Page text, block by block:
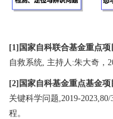
[1]国家自科联合基金重点项
自救系统, 主持人:朱大奇，
[2]国家自科基金重点基金项
关键科学问题,2019-
程。